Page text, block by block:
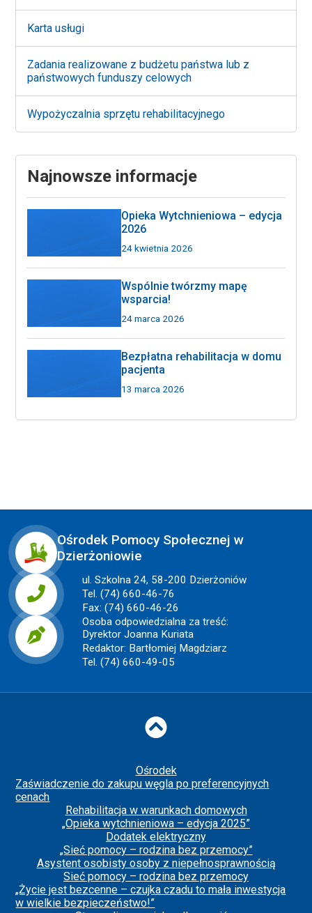
Karta usługi
Zadania realizowane z budżetu państwa lub z
państwowych funduszy celowych
Wypożyczalnia sprzętu rehabilitacyjnego
Najnowsze informacje
Opieka Wytchnieniowa – edycja
2026
24 kwietnia 2026
Wspólnie twórzmy mapę
wsparcia!
24 marca 2026
Bezpłatna rehabilitacja w domu
pacjenta
13 marca 2026
Ośrodek Pomocy Społecznej w
Dzierżoniowie
ul. Szkolna 24, 58-200 Dzierżoniów
Tel. (74) 660-46-76
Fax: (74) 660-46-26
Osoba odpowiedzialna za treść:
Dyrektor Joanna Kuriata
Redaktor: Bartłomiej Magdziarz
Tel. (74) 660-49-05
Do góry
Ośrodek
Zaświadczenie do zakupu węgla po preferencyjnych
cenach
Rehabilitacja w warunkach domowych
„Opieka wytchnieniowa – edycja 2025”
Dodatek elektryczny
„Sieć pomocy – rodzina bez przemocy”
Asystent osobisty osoby z niepełnosprawnością
Sieć pomocy – rodzina bez przemocy
„Życie jest bezcenne – czujka czadu to mała inwestycja
w wielkie bezpieczeństwo!”